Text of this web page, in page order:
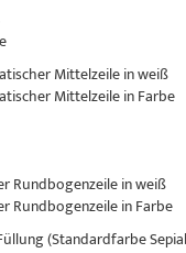
Mittelzeile in weiß
Mittelzeile in Farbe
Rundbogenzeile in weiß
Rundbogenzeile in Farbe
(Standardfarbe